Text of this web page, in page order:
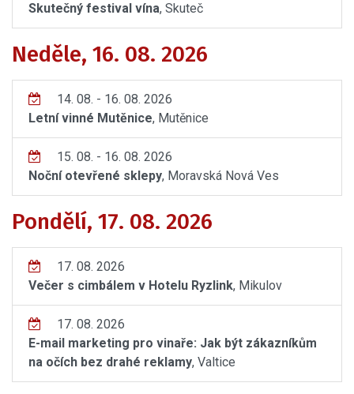
Skutečný festival vína, Skuteč
Neděle, 16. 08. 2026
14. 08. - 16. 08. 2026
Letní vinné Mutěnice, Mutěnice
15. 08. - 16. 08. 2026
Noční otevřené sklepy, Moravská Nová Ves
Pondělí, 17. 08. 2026
17. 08. 2026
Večer s cimbálem v Hotelu Ryzlink, Mikulov
17. 08. 2026
E-mail marketing pro vinaře: Jak být zákazníkům
na očích bez drahé reklamy, Valtice